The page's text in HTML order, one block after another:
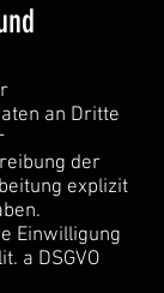
an Dritte
der
explizit
Einwilligung
a DSGVO